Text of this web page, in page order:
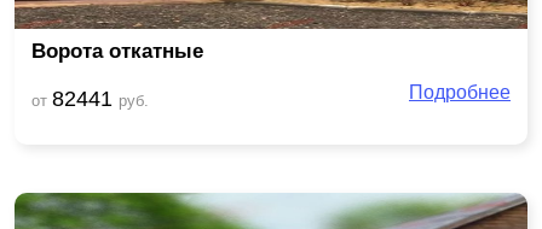
Ворота откатные
от 82441 руб. Подробнее